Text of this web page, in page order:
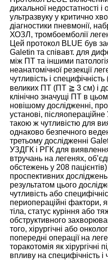
дихальної недостатності
ультразвуку у критично
діагностики пневмонії,
ХОЗЛ, тромбоемболії
Цей протокол BLUE був
Galetin та співавт. для
між ПТ та іншими
неанатомічної резекції
чутливість і
великих ПТ (ПТ ≧ 3 см) і
клінічно значущі ПТ в
новішому дослідженні,
установі,
такою ж чутливістю для
однаково безпечного
третьому дослідженні
УЗДГК і РГК для
втручань на легенях,
обстежень у 208
проспективних
результатом цього
чутливість або
периопераційні фактори,
тіла, статус куріння або
обструктивного
того, хірургічні або
попередні операції на
торакотомія як хірургічні
впливу на специфічність і